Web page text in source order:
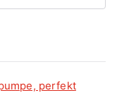
perfekt